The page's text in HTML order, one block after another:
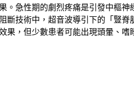
急性期的劇烈疼痛是引發中樞神
技術中，超音波導引下的「豎
，但少數患者可能出現頭暈、嗜